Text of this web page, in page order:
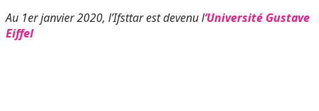
Au 1er janvier 2020, l’Ifsttar est devenu l‘Université Gustave
Eiffel